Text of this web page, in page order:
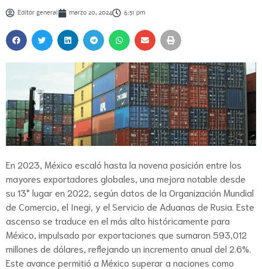
Editor general marzo 20, 2024 6:51 pm
En 2023, México escaló hasta la novena posición entre los
mayores exportadores globales, una mejora notable desde
su 13° lugar en 2022, según datos de la Organización Mundial
de Comercio, el Inegi, y el Servicio de Aduanas de Rusia. Este
ascenso se traduce en el más alto históricamente para
México, impulsado por exportaciones que sumaron 593,012
millones de dólares, reflejando un incremento anual del 2.6%.
Este avance permitió a México superar a naciones como